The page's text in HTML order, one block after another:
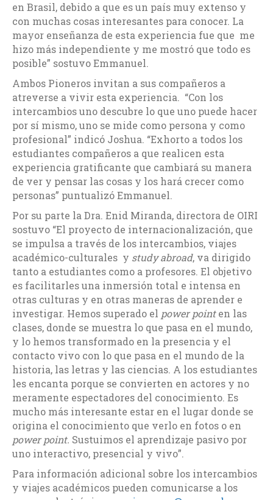
en Brasil, debido a que es un país muy extenso y
con muchas cosas interesantes para conocer. La
mayor enseñanza de esta experiencia fue que me
hizo más independiente y me mostró que todo es
posible” sostuvo Emmanuel.
Ambos Pioneros invitan a sus compañeros a
atreverse a vivir esta experiencia. “Con los
intercambios uno descubre lo que uno puede hacer
por sí mismo, uno se mide como persona y como
profesional” indicó Joshua. “Exhorto a todos los
estudiantes compañeros a que realicen esta
experiencia gratificante que cambiará su manera
de ver y pensar las cosas y los hará crecer como
personas” puntualizó Emmanuel.
Por su parte la Dra. Enid Miranda, directora de OIRI
sostuvo “El proyecto de internacionalización, que
se impulsa a través de los intercambios, viajes
académico-culturales y study abroad, va dirigido
tanto a estudiantes como a profesores. El objetivo
es facilitarles una inmersión total e intensa en
otras culturas y en otras maneras de aprender e
investigar. Hemos superado el power pointen las
clases, donde se muestra lo que pasa en el mundo,
y lo hemos transformado en la presencia y el
contacto vivo con lo que pasa en el mundo de la
historia, las letras y las ciencias. A los estudiantes
les encanta porque se convierten en actores y no
meramente espectadores del conocimiento. Es
mucho más interesante estar en el lugar donde se
origina el conocimiento que verlo en fotos o en
power point. Sustuimos el aprendizaje pasivo por
uno interactivo, presencial y vivo”.
Para información adicional sobre los intercambios
y viajes académicos pueden comunicarse a los